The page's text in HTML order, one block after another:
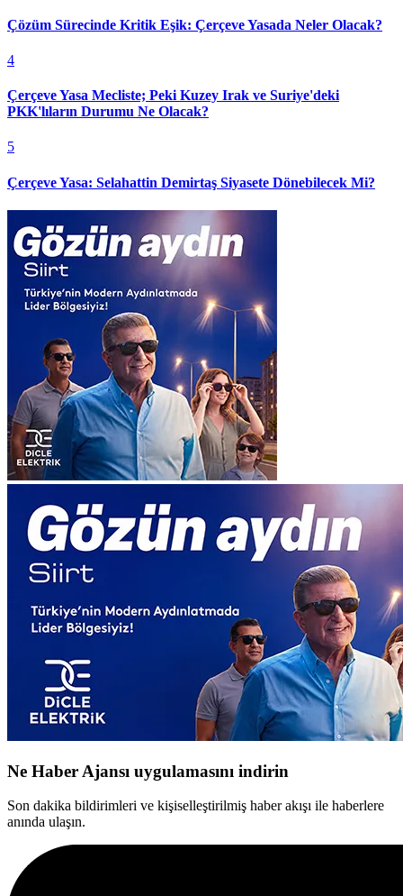
Çözüm Sürecinde Kritik Eşik: Çerçeve Yasada Neler Olacak?
4
Çerçeve Yasa Mecliste; Peki Kuzey Irak ve Suriye'deki
PKK'lıların Durumu Ne Olacak?
5
Çerçeve Yasa: Selahattin Demirtaş Siyasete Dönebilecek Mi?
Ne Haber Ajansı uygulamasını indirin
Son dakika bildirimleri ve kişiselleştirilmiş haber akışı ile haberlere
anında ulaşın.